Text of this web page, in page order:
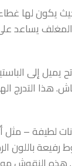
يكون لها
يساعد على
يميل إلى
هذا التدرج
لطيفة –
رفيعة باللون